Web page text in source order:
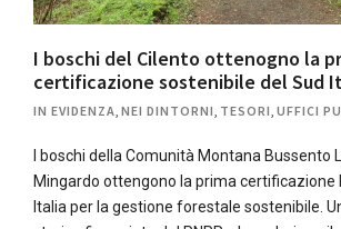
I boschi del Cilento ottenogno la
certificazione sostenibile del Sud
IN EVIDENZA NEI DINTORNI TESORI UFFICI
I boschi della Comunità Montana Bussento
Mingardo ottengono la prima certificazione
Italia per la gestione forestale sostenibile.